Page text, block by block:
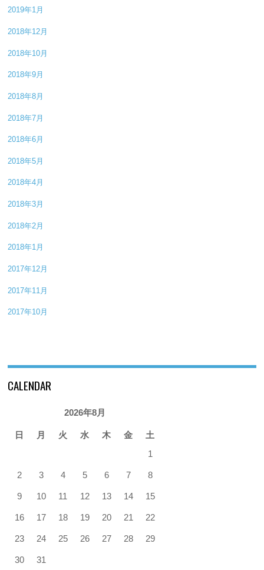
2019年1月
2018年12月
2018年10月
2018年9月
2018年8月
2018年7月
2018年6月
2018年5月
2018年4月
2018年3月
2018年2月
2018年1月
2017年12月
2017年11月
2017年10月
CALENDAR
2026年8月
日 月 火 水 木 金
土
1
2 3 4 5 6 7 8
9 10 11 12 13 14 15
16 17 18 19 20 21 22
23 24 25 26 27 28 29
30 31